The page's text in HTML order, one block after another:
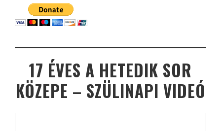
17 ÉVES A HETEDIK SOR
KÖZEPE – SZÜLINAPI VIDEÓ